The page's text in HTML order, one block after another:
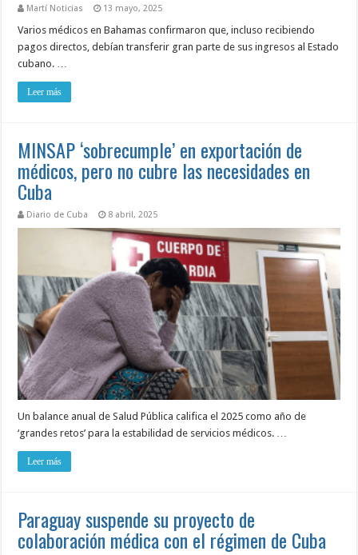
Martí Noticias 13 mayo, 2025
Varios médicos en Bahamas confirmaron que, incluso recibiendo
pagos directos, debían transferir gran parte de sus ingresos al Estado
cubano. …
Leer más
MINSAP ‘sobrecumple’ en exportación de
médicos, pero no cubre las necesidades en
Cuba
Diario de Cuba 8 abril, 2025
Un balance anual de Salud Pública califica el 2025 como año de
‘grandes retos’ para la estabilidad de servicios médicos. …
Leer más
Paraguay suspende su proyecto de
colaboración médica con el régimen de Cuba